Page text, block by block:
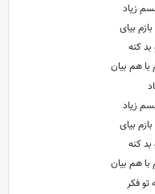
زیاد
بیای
کنه
با هم بیان
زیاد
بیای
کنه
با هم بیان
فکر